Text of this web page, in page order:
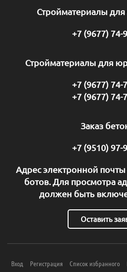
Стройматериалы для
+7 (9677) 74-
Стройматериалы для
+7 (9677) 74-
+7 (9677) 74-
Заказ
+7 (9510) 97-
Адрес электронной
ботов. Для просмотра
должен быть
Оставить
Вход Регистрация Список избранного